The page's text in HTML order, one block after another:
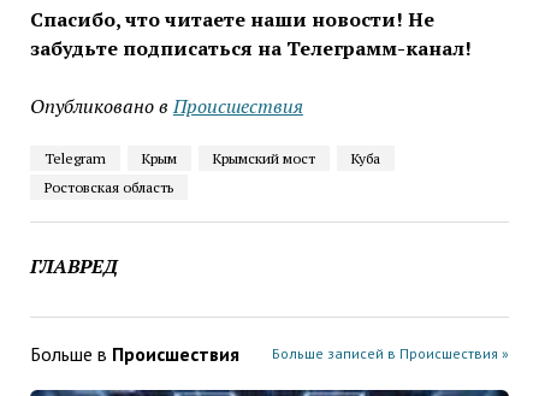
Спасибо, что читаете наши новости! Не
забудьте подписаться на Телеграмм-канал!
Опубликовано в Проиcшествия
Telegram Крым Крымский мост
Куба
Ростовская область
ГЛАВРЕД
Больше в Проиcшествия Больше записей в Проиcшествия »